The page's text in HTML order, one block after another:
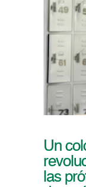
Un
las